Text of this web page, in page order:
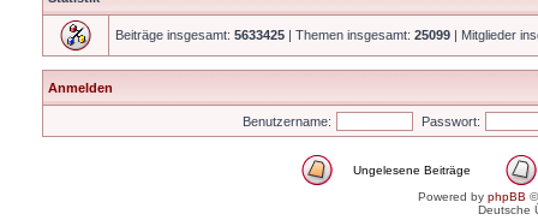
Beiträge insgesamt: 5633425 | Themen insgesamt: 25099 | Mitglieder
Anmelden
Benutzername: Passwort:
Ungelesene Beiträge
Powered by phpBB
Deutsche